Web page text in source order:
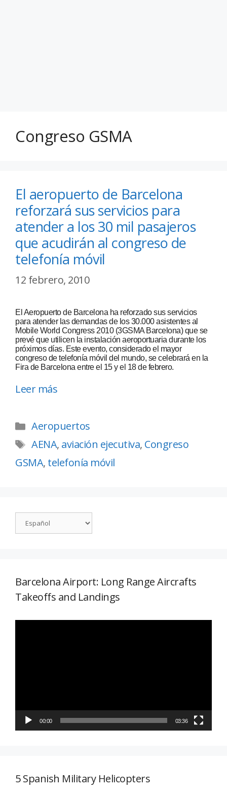
Congreso GSMA
El aeropuerto de Barcelona
reforzará sus servicios para
atender a los 30 mil pasajeros
que acudirán al congreso de
telefonía móvil
12 febrero, 2010
El Aeropuerto de Barcelona ha reforzado sus servicios
para atender las demandas de los 30.000 asistentes al
Mobile World Congress 2010 (3GSMA Barcelona) que se
prevé que utilicen la instalación aeroportuaria durante los
próximos días. Este evento, considerado el mayor
congreso de telefonía móvil del mundo, se celebrará en la
Fira de Barcelona entre el 15 y el 18 de febrero.
Leer más
Aeropuertos
AENA, aviación ejecutiva, Congreso
GSMA, telefonía móvil
Barcelona Airport: Long Range Aircrafts
Takeoffs and Landings
00:00 03:36
5 Spanish Military Helicopters